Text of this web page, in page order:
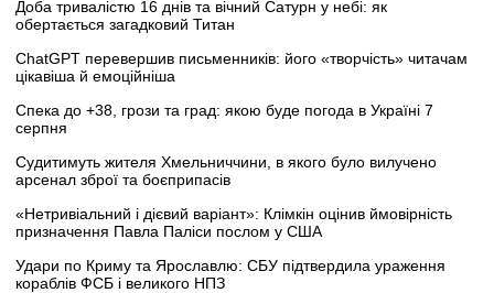
Доба тривалістю 16 днів та вічний Сатурн у небі: як
обертається загадковий Титан
ChatGPT перевершив письменників: його «творчість» читачам
цікавіша й емоційніша
Спека до +38, грози та град: якою буде погода в Україні 7
серпня
Судитимуть жителя Хмельниччини, в якого було вилучено
арсенал зброї та боєприпасів
«Нетривіальний і дієвий варіант»: Клімкін оцінив ймовірність
призначення Павла Паліси послом у США
Удари по Криму та Ярославлю: СБУ підтвердила ураження
кораблів ФСБ і великого НПЗ